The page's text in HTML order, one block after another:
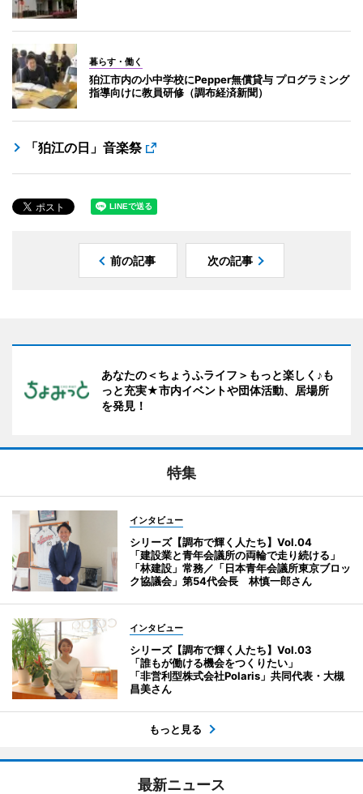
暮らす・働く
狛江市内の小中学校にPepper無償貸与 プログラミング
指導向けに教員研修（調布経済新聞）
「狛江の日」音楽祭
前の記事 次の記事
あなたの＜ちょうふライフ＞もっと楽しく♪も
っと充実★市内イベントや団体活動、居場所
を発見！
特集
インタビュー
シリーズ【調布で輝く人たち】Vol.04
「建設業と青年会議所の両輪で走り続ける」
「林建設」常務／「日本青年会議所東京ブロッ
ク協議会」第54代会長 林慎一郎さん
インタビュー
シリーズ【調布で輝く人たち】Vol.03
「誰もが働ける機会をつくりたい」
「非営利型株式会社Polaris」共同代表・大槻
昌美さん
もっと見る
最新ニュース